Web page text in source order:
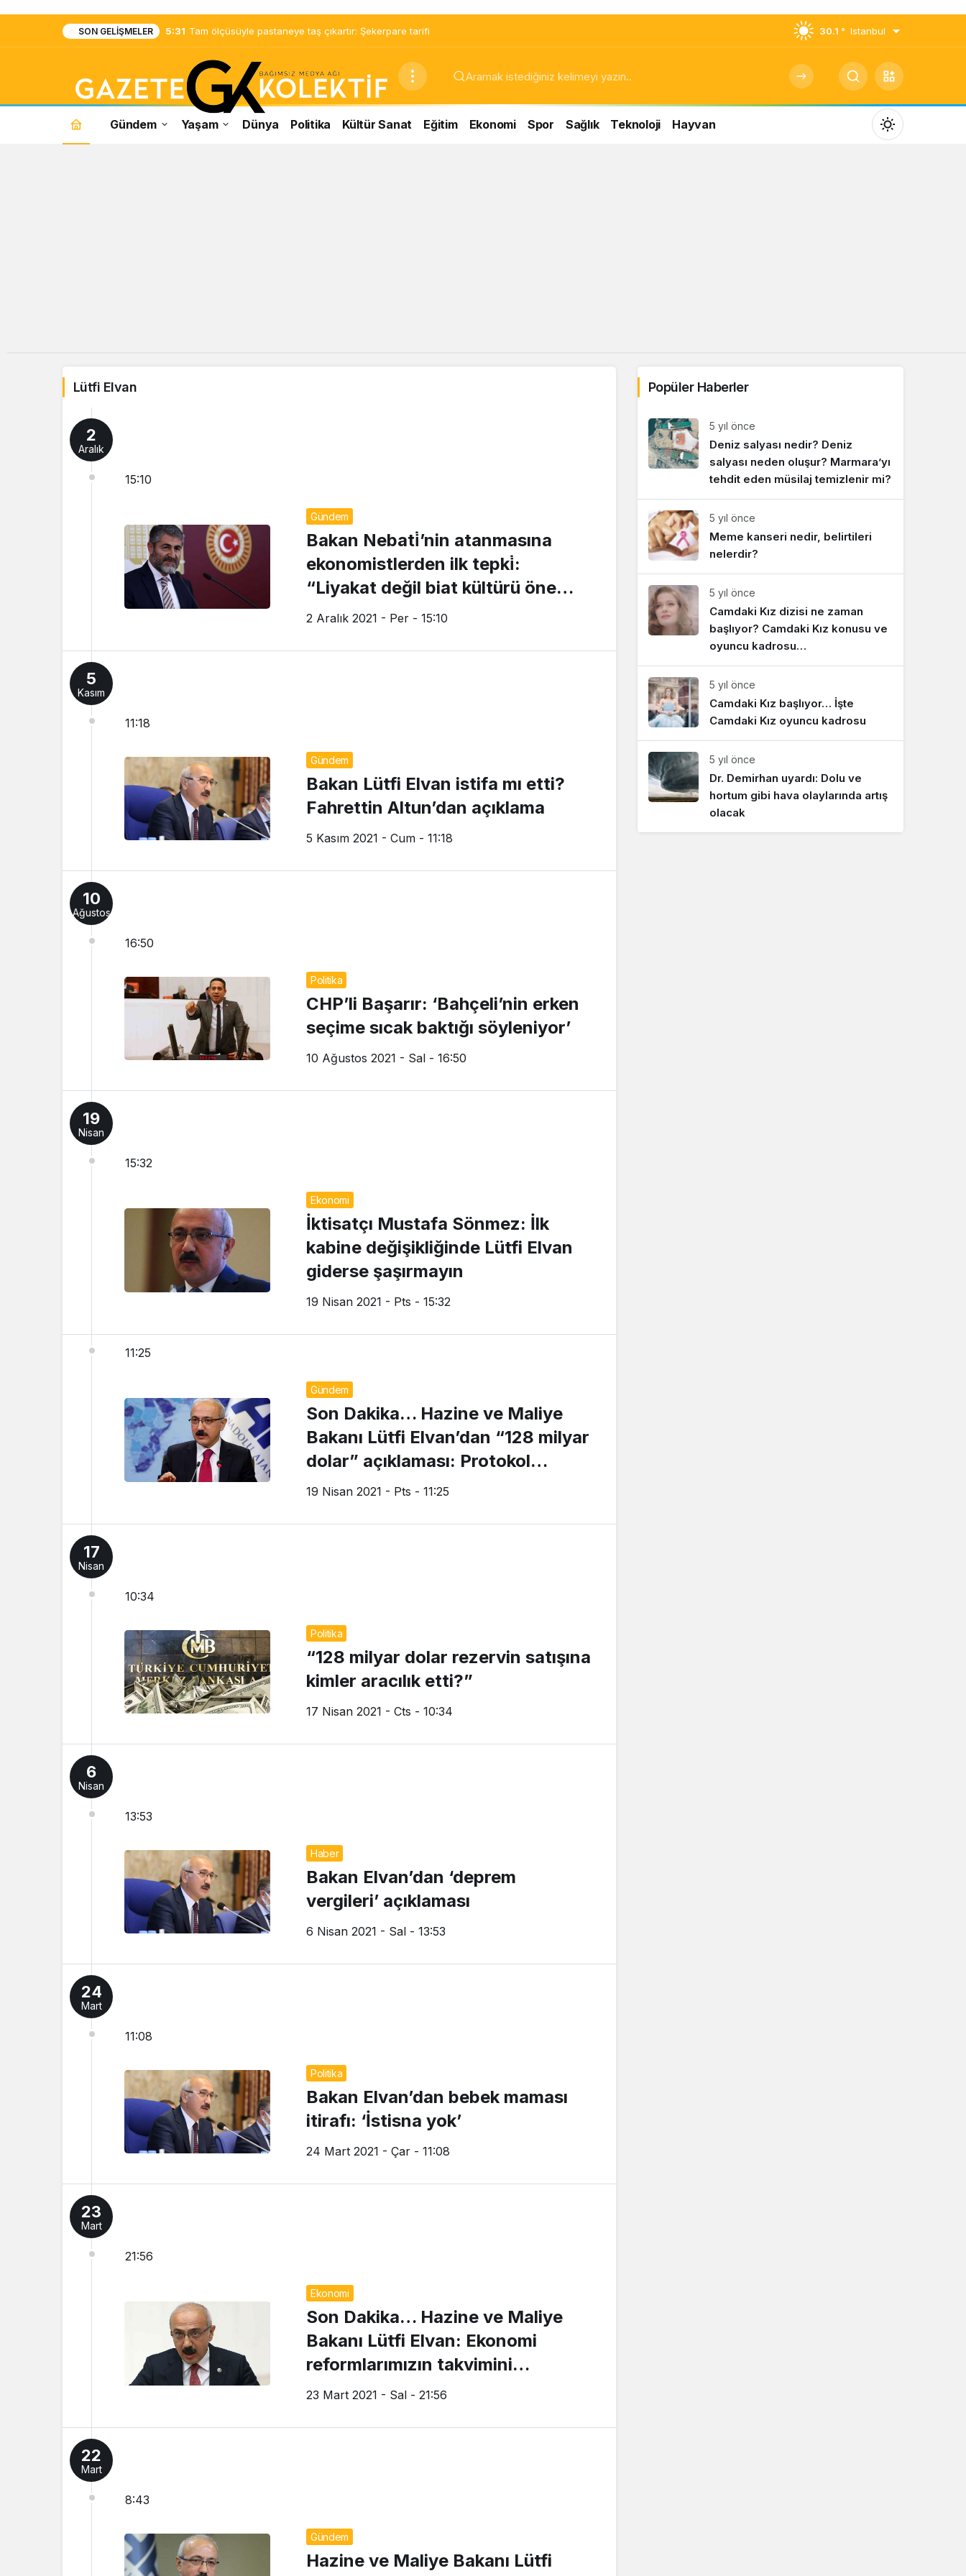
SON GELIŞMELER 5:31 Tam ölçüsüyle pastaneye taş çıkartır: Şekerpare tarifi 30.1 ° Istanbul
Lütfi
Gündem Yaşam Dünya Politika Kültür Sanat Eğitim Ekonomi Spor Sağlık Teknoloji Hayvan
Mod
değiştir
Lütfi Elvan
2
Aralık
15:10
Gündem
Bakan Nebati̇’nin atanmasına
ekonomistlerden ilk tepki̇:
“Liyakat değil biat kültürü öne
çıkıyor”
2 Aralık 2021 - Per - 15:10
5
Kasım
11:18
Gündem
Bakan Lütfi Elvan istifa mı etti?
Fahrettin Altun’dan açıklama
5 Kasım 2021 - Cum - 11:18
10
Ağustos
16:50
Politika
CHP’li Başarır: ‘Bahçeli’nin erken
seçime sıcak baktığı söyleniyor’
10 Ağustos 2021 - Sal - 16:50
19
Nisan
15:32
Ekonomi
İktisatçı Mustafa Sönmez: İlk
kabine değişikliğinde Lütfi Elvan
giderse şaşırmayın
19 Nisan 2021 - Pts - 15:32
11:25
Gündem
Son Dakika… Hazine ve Maliye
Bakanı Lütfi Elvan’dan “128 milyar
dolar” açıklaması: Protokol
yasaldır
19 Nisan 2021 - Pts - 11:25
17
Nisan
10:34
Politika
“128 milyar dolar rezervin satışına
kimler aracılık etti?”
17 Nisan 2021 - Cts - 10:34
6
Nisan
13:53
Haber
Bakan Elvan’dan ‘deprem
vergileri’ açıklaması
6 Nisan 2021 - Sal - 13:53
24
Mart
11:08
Politika
Bakan Elvan’dan bebek maması
itirafı: ‘İstisna yok’
24 Mart 2021 - Çar - 11:08
23
Mart
21:56
Ekonomi
Son Dakika… Hazine ve Maliye
Bakanı Lütfi Elvan: Ekonomi
reformlarımızın takvimini
tamamladık
23 Mart 2021 - Sal - 21:56
22
Mart
8:43
Gündem
Hazine ve Maliye Bakanı Lütfi
Popüler Haberler
5 yıl önce
Deniz salyası nedir? Deniz
salyası neden oluşur? Marmara’yı
tehdit eden müsilaj temizlenir mi?
5 yıl önce
Meme kanseri nedir, belirtileri
nelerdir?
5 yıl önce
Camdaki Kız dizisi ne zaman
başlıyor? Camdaki Kız konusu ve
oyuncu kadrosu…
5 yıl önce
Camdaki Kız başlıyor… İşte
Camdaki Kız oyuncu kadrosu
5 yıl önce
Dr. Demirhan uyardı: Dolu ve
hortum gibi hava olaylarında artış
olacak